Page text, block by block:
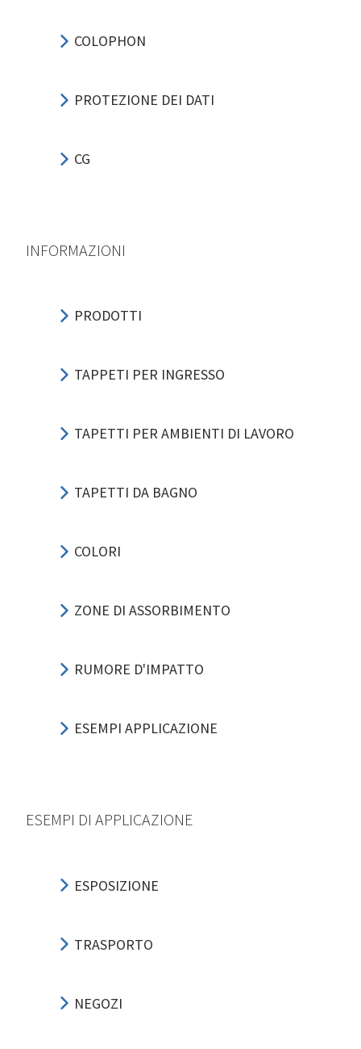
COLOPHON
PROTEZIONE DEI DATI
CG
INFORMAZIONI
PRODOTTI
TAPPETI PER INGRESSO
TAPETTI PER AMBIENTI DI LAVORO
TAPETTI DA BAGNO
COLORI
ZONE DI ASSORBIMENTO
RUMORE D'IMPATTO
ESEMPI APPLICAZIONE
ESEMPI DI APPLICAZIONE
ESPOSIZIONE
TRASPORTO
NEGOZI